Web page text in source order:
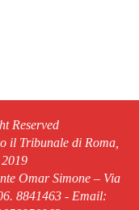
Reserved
il Tribunale di Roma,
Omar Simone – Via
8841463 - Email: